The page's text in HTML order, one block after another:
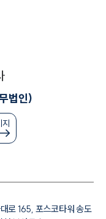
법인)
지
로 165, 포스코타워 송도